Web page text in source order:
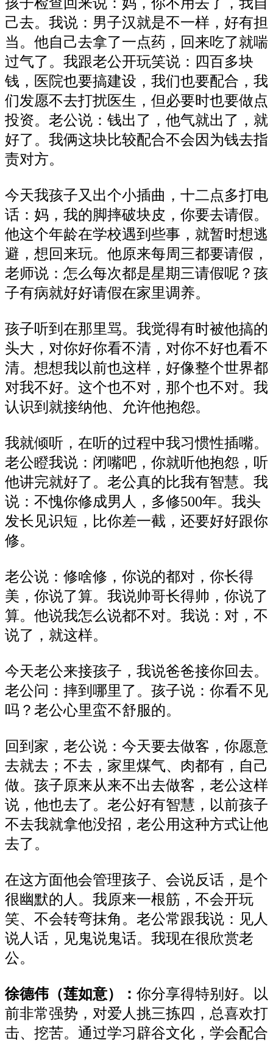
孩子检查回来说：妈，你不用去了，我自
己去。我说：男子汉就是不一样，好有担
当。他自己去拿了一点药，回来吃了就喘
过气了。我跟老公开玩笑说：四百多块
钱，医院也要搞建设，我们也要配合，我
们发愿不去打扰医生，但必要时也要做点
投资。老公说：钱出了，他气就出了，就
好了。我俩这块比较配合不会因为钱去指
责对方。
今天我孩子又出个小插曲，十二点多打电
话：妈，我的脚摔破块皮，你要去请假。
他这个年龄在学校遇到些事，就暂时想逃
避，想回来玩。他原来每周三都要请假，
老师说：怎么每次都是星期三请假呢？孩
子有病就好好请假在家里调养。
孩子听到在那里骂。我觉得有时被他搞的
头大，对你好你看不清，对你不好也看不
清。想想我以前也这样，好像整个世界都
对我不好。这个也不对，那个也不对。我
认识到就接纳他、允许他抱怨。
我就倾听，在听的过程中我习惯性插嘴。
老公瞪我说：闭嘴吧，你就听他抱怨，听
他讲完就好了。老公真的比我有智慧。我
说：不愧你修成男人，多修500年。我头
发长见识短，比你差一截，还要好好跟你
修。
老公说：修啥修，你说的都对，你长得
美，你说了算。我说帅哥长得帅，你说了
算。他说我怎么说都不对。我说：对，不
说了，就这样。
今天老公来接孩子，我说爸爸接你回去。
老公问：摔到哪里了。孩子说：你看不见
吗？老公心里蛮不舒服的。
回到家，老公说：今天要去做客，你愿意
去就去；不去，家里煤气、肉都有，自己
做。孩子原来从来不出去做客，老公这样
说，他也去了。老公好有智慧，以前孩子
不去我就拿他没招，老公用这种方式让他
去了。
在这方面他会管理孩子、会说反话，是个
很幽默的人。我原来一根筋，不会开玩
笑、不会转弯抹角。老公常跟我说：见人
说人话，见鬼说鬼话。我现在很欣赏老
公。
徐德伟（莲如意）： 你分享得特别好。以
前非常强势，对爱人挑三拣四，总喜欢打
击、挖苦。通过学习辟谷文化，学会配合